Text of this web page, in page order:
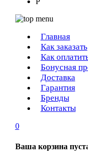
Главная
Как заказать
Как
Бонусная
Доставка
Гарантия
Бренды
Контакты
0
Ваша корзина